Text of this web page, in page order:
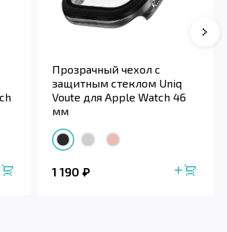
Прозрачный чехол с
защитным стеклом Uniq
Voute для Apple Watch 46
мм
1 190